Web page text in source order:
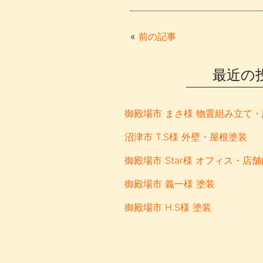
c
e
k
itt
er
e ail
« 前の記事
最近の
御殿場市 まさ様 物置組み立て
沼津市 T.S様 外壁・屋根塗装
御殿場市 義一様 塗装
御殿場市 H.S様 塗装